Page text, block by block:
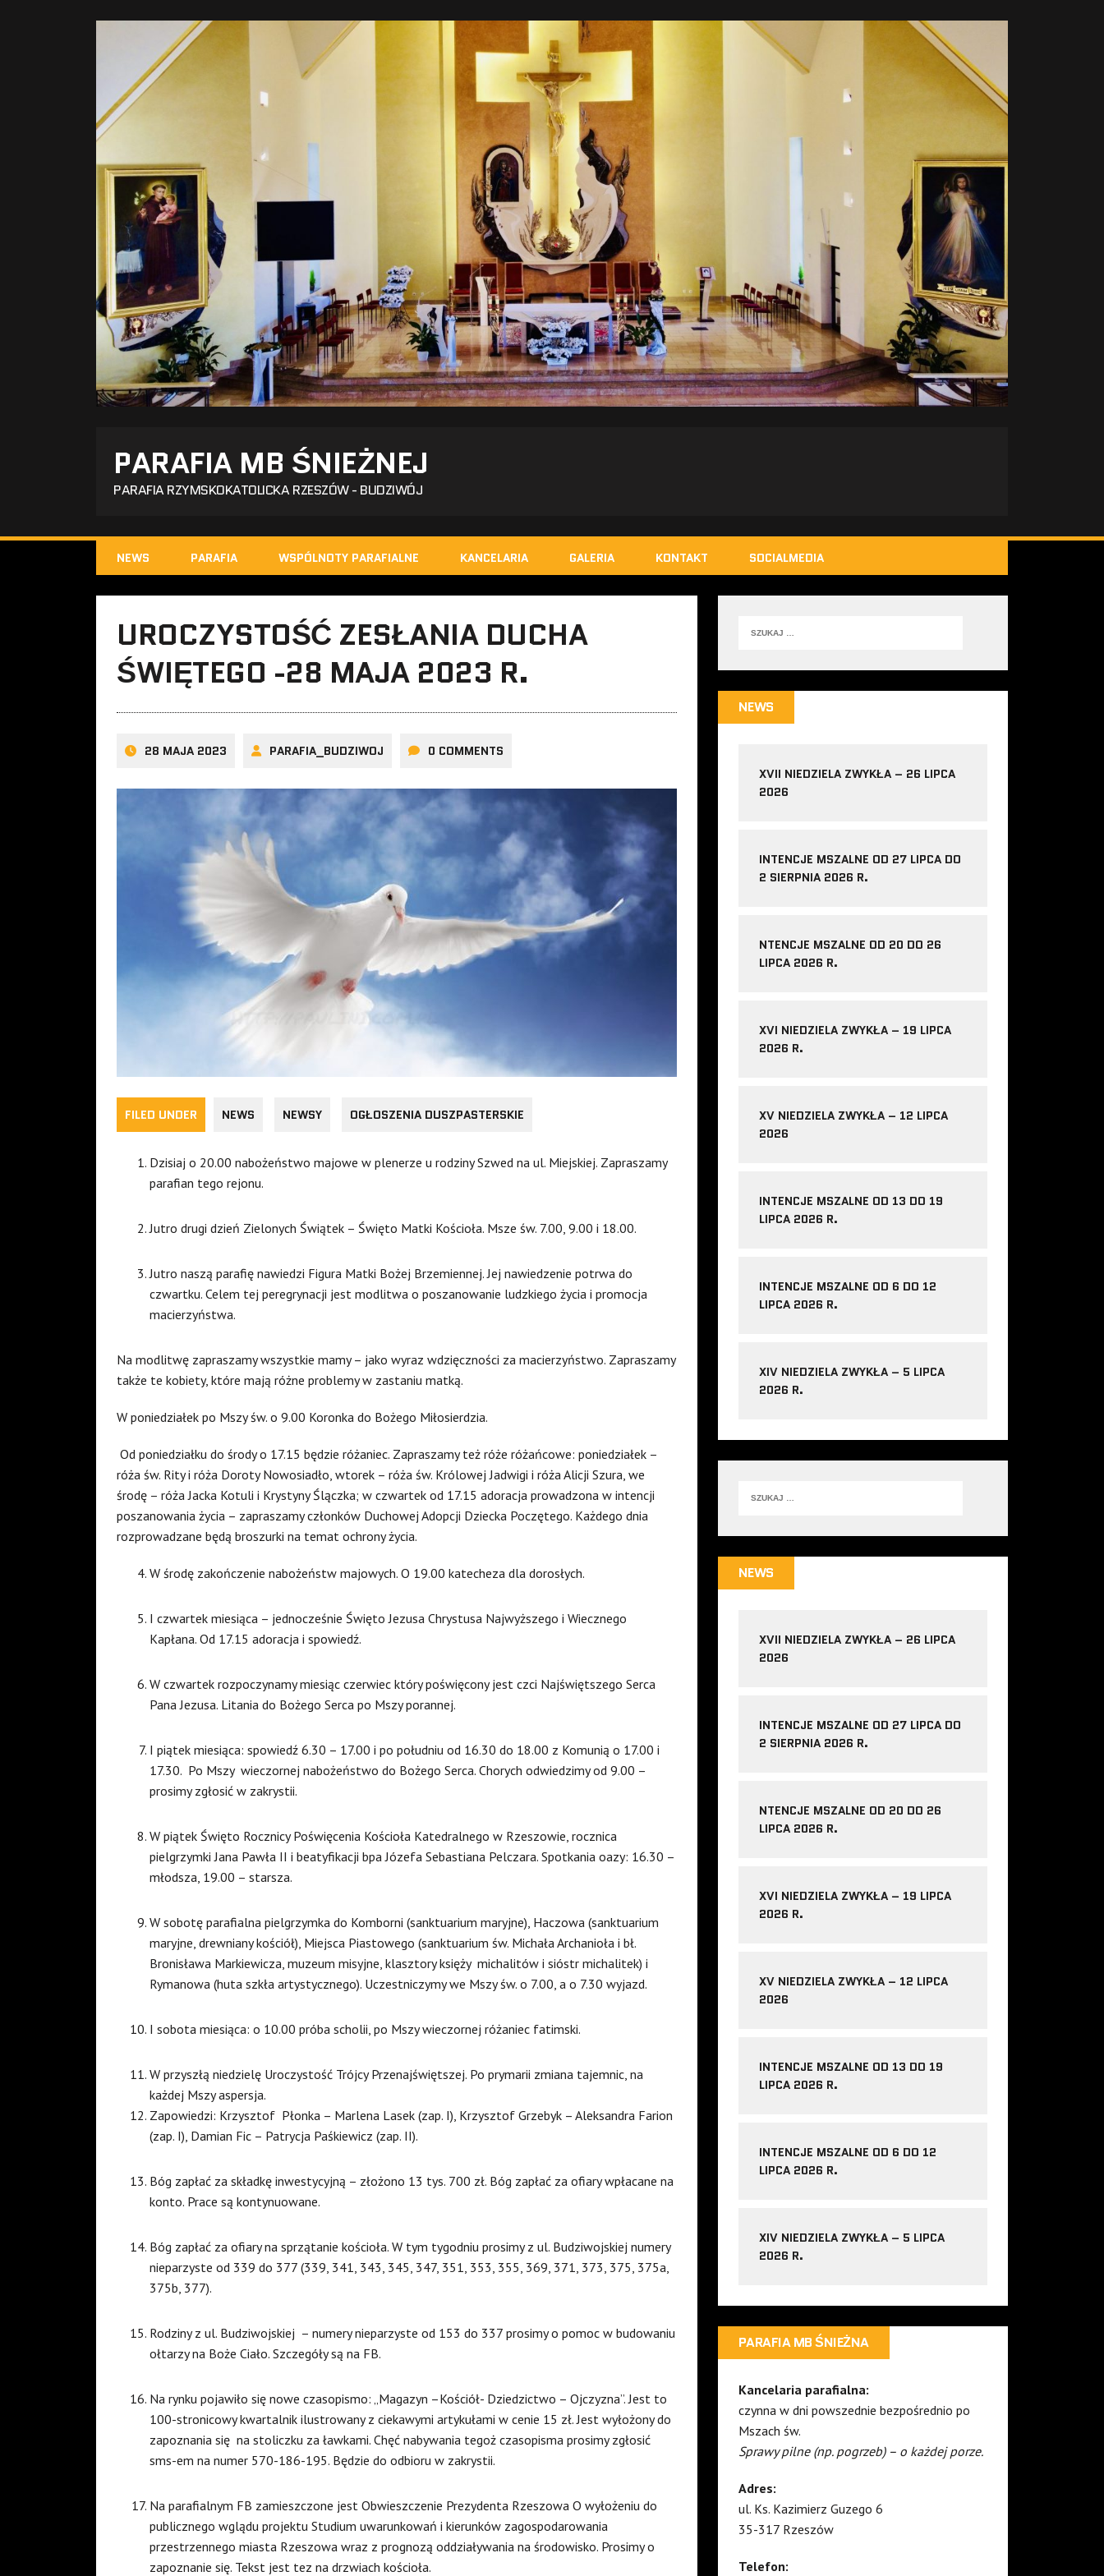
PARAFIA MB ŚNIEŻNEJ
PARAFIA RZYMSKOKATOLICKA RZESZÓW - BUDZIWÓJ
NEWS PARAFIA WSPÓLNOTY PARAFIALNE KANCELARIA GALERIA KONTAKT SOCIALMEDIA
UROCZYSTOŚĆ ZESŁANIA DUCHA
ŚWIĘTEGO -28 MAJA 2023 R.
28 MAJA 2023 PARAFIA_BUDZIWOJ 0 COMMENTS
FILED UNDER NEWS NEWSY OGŁOSZENIA DUSZPASTERSKIE
Dzisiaj o 20.00 nabożeństwo majowe w plenerze u rodziny Szwed na ul. Miejskiej. Zapraszamy
parafian tego rejonu.
Jutro drugi dzień Zielonych Świątek – Święto Matki Kościoła. Msze św. 7.00, 9.00 i 18.00.
Jutro naszą parafię nawiedzi Figura Matki Bożej Brzemiennej. Jej nawiedzenie potrwa do
czwartku. Celem tej peregrynacji jest modlitwa o poszanowanie ludzkiego życia i promocja
macierzyństwa.
Na modlitwę zapraszamy wszystkie mamy – jako wyraz wdzięczności za macierzyństwo. Zapraszamy
także te kobiety, które mają różne problemy w zastaniu matką.
W poniedziałek po Mszy św. o 9.00 Koronka do Bożego Miłosierdzia.
Od poniedziałku do środy o 17.15 będzie różaniec. Zapraszamy też róże różańcowe: poniedziałek –
róża św. Rity i róża Doroty Nowosiadło, wtorek – róża św. Królowej Jadwigi i róża Alicji Szura, we
środę – róża Jacka Kotuli i Krystyny Ślączka; w czwartek od 17.15 adoracja prowadzona w intencji
poszanowania życia – zapraszamy członków Duchowej Adopcji Dziecka Poczętego. Każdego dnia
rozprowadzane będą broszurki na temat ochrony życia.
W środę zakończenie nabożeństw majowych. O 19.00 katecheza dla dorosłych.
I czwartek miesiąca – jednocześnie Święto Jezusa Chrystusa Najwyższego i Wiecznego
Kapłana. Od 17.15 adoracja i spowiedź.
W czwartek rozpoczynamy miesiąc czerwiec który poświęcony jest czci Najświętszego Serca
Pana Jezusa. Litania do Bożego Serca po Mszy porannej.
I piątek miesiąca: spowiedź 6.30 – 17.00 i po południu od 16.30 do 18.00 z Komunią o 17.00 i
17.30. Po Mszy wieczornej nabożeństwo do Bożego Serca. Chorych odwiedzimy od 9.00 –
prosimy zgłosić w zakrystii.
W piątek Święto Rocznicy Poświęcenia Kościoła Katedralnego w Rzeszowie, rocznica
pielgrzymki Jana Pawła II i beatyfikacji bpa Józefa Sebastiana Pelczara. Spotkania oazy: 16.30 –
młodsza, 19.00 – starsza.
W sobotę parafialna pielgrzymka do Komborni (sanktuarium maryjne), Haczowa (sanktuarium
maryjne, drewniany kościół), Miejsca Piastowego (sanktuarium św. Michała Archanioła i bł.
Bronisława Markiewicza, muzeum misyjne, klasztory księży michalitów i sióstr michalitek) i
Rymanowa (huta szkła artystycznego). Uczestniczymy we Mszy św. o 7.00, a o 7.30 wyjazd.
I sobota miesiąca: o 10.00 próba scholii, po Mszy wieczornej różaniec fatimski.
W przyszłą niedzielę Uroczystość Trójcy Przenajświętszej. Po prymarii zmiana tajemnic, na
każdej Mszy aspersja.
Zapowiedzi: Krzysztof Płonka – Marlena Lasek (zap. I), Krzysztof Grzebyk – Aleksandra Farion
(zap. I), Damian Fic – Patrycja Paśkiewicz (zap. II).
Bóg zapłać za składkę inwestycyjną – złożono 13 tys. 700 zł. Bóg zapłać za ofiary wpłacane na
konto. Prace są kontynuowane.
Bóg zapłać za ofiary na sprzątanie kościoła. W tym tygodniu prosimy z ul. Budziwojskiej numery
nieparzyste od 339 do 377 (339, 341, 343, 345, 347, 351, 353, 355, 369, 371, 373, 375, 375a,
375b, 377).
Rodziny z ul. Budziwojskiej – numery nieparzyste od 153 do 337 prosimy o pomoc w budowaniu
ołtarzy na Boże Ciało. Szczegóły są na FB.
Na rynku pojawiło się nowe czasopismo: „Magazyn –Kościół- Dziedzictwo – Ojczyzna”. Jest to
100-stronicowy kwartalnik ilustrowany z ciekawymi artykułami w cenie 15 zł. Jest wyłożony do
zapoznania się na stoliczku za ławkami. Chęć nabywania tegoż czasopisma prosimy zgłosić
sms-em na numer 570-186-195. Będzie do odbioru w zakrystii.
Na parafialnym FB zamieszczone jest Obwieszczenie Prezydenta Rzeszowa O wyłożeniu do
publicznego wglądu projektu Studium uwarunkowań i kierunków zagospodarowania
przestrzennego miasta Rzeszowa wraz z prognozą oddziaływania na środowisko. Prosimy o
zapoznanie się. Tekst jest tez na drzwiach kościoła.
NEWS
XVII NIEDZIELA ZWYKŁA – 26 LIPCA
2026
INTENCJE MSZALNE OD 27 LIPCA DO
2 SIERPNIA 2026 R.
NTENCJE MSZALNE OD 20 DO 26
LIPCA 2026 R.
XVI NIEDZIELA ZWYKŁA – 19 LIPCA
2026 R.
XV NIEDZIELA ZWYKŁA – 12 LIPCA
2026
INTENCJE MSZALNE OD 13 DO 19
LIPCA 2026 R.
INTENCJE MSZALNE OD 6 DO 12
LIPCA 2026 R.
XIV NIEDZIELA ZWYKŁA – 5 LIPCA
2026 R.
NEWS
XVII NIEDZIELA ZWYKŁA – 26 LIPCA
2026
INTENCJE MSZALNE OD 27 LIPCA DO
2 SIERPNIA 2026 R.
NTENCJE MSZALNE OD 20 DO 26
LIPCA 2026 R.
XVI NIEDZIELA ZWYKŁA – 19 LIPCA
2026 R.
XV NIEDZIELA ZWYKŁA – 12 LIPCA
2026
INTENCJE MSZALNE OD 13 DO 19
LIPCA 2026 R.
INTENCJE MSZALNE OD 6 DO 12
LIPCA 2026 R.
XIV NIEDZIELA ZWYKŁA – 5 LIPCA
2026 R.
PARAFIA MB ŚNIEŻNA
Kancelaria parafialna:
czynna w dni powszednie bezpośrednio po
Mszach św.
Sprawy pilne (np. pogrzeb) – o każdej porze.
Adres:
ul. Ks. Kazimierz Guzego 6
35-317 Rzeszów
Telefon: